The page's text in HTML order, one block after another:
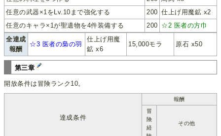
任意の武器×1をLv.10まで強化する
200 仕上げ用魔鉱 x2
任意のキャラ×1が聖遺物を4件装備する
200 ☆2 医者の方巾
全達成
報酬
☆3 医者の梟の羽
仕上げ用魔
鉱 x6
15,000モラ 原石 x50
第三章
開放条件は冒険ランク10。
達成条件
報酬
冒
険
経
その他